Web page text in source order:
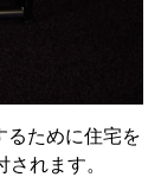
るために住宅を
れます。